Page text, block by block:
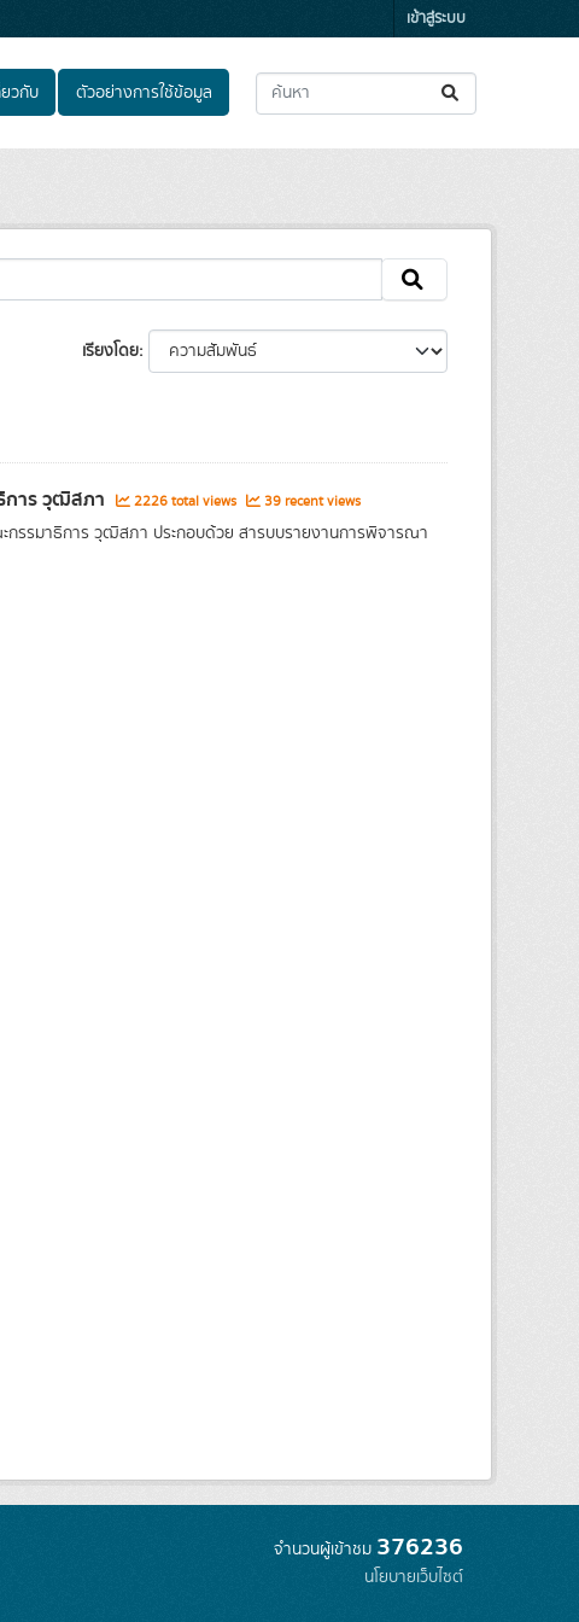
เข้าสู่ระบบ
ยวกับ ตัวอย่างการใช้ข้อมูล
เรียงโดย
การ วุฒิสภา 2226 total views 39 recent views
รรมาธิการ วุฒิสภา ประกอบด้วย สารบบรายงานการพิจารณา
จำนวนผู้เข้าชม 376236
นโยบายเว็บไซต์